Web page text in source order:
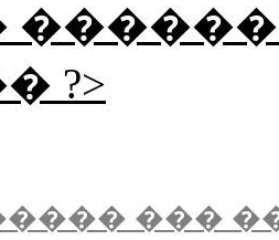
?>
���